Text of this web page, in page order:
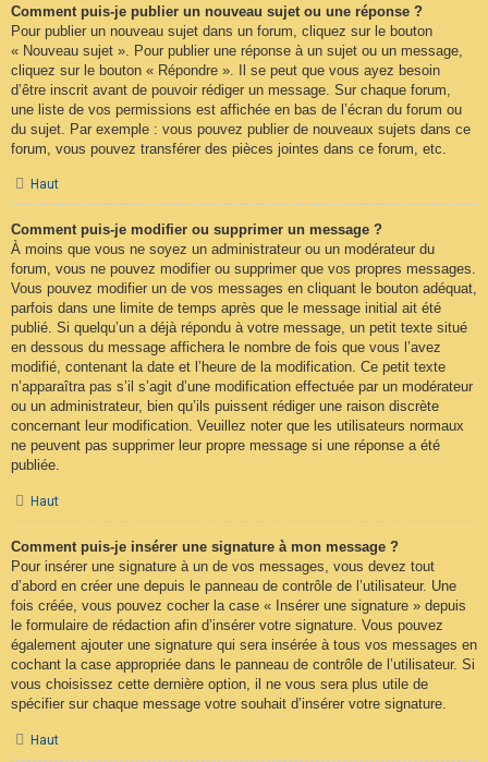
Comment puis-je publier un nouveau sujet ou une réponse ?
Pour publier un nouveau sujet dans un forum, cliquez sur le bouton
« Nouveau sujet ». Pour publier une réponse à un sujet ou un message,
cliquez sur le bouton « Répondre ». Il se peut que vous ayez besoin
d’être inscrit avant de pouvoir rédiger un message. Sur chaque forum,
une liste de vos permissions est affichée en bas de l’écran du forum ou
du sujet. Par exemple : vous pouvez publier de nouveaux sujets dans ce
forum, vous pouvez transférer des pièces jointes dans ce forum, etc.
Haut
Comment puis-je modifier ou supprimer un message ?
À moins que vous ne soyez un administrateur ou un modérateur du
forum, vous ne pouvez modifier ou supprimer que vos propres messages.
Vous pouvez modifier un de vos messages en cliquant le bouton adéquat,
parfois dans une limite de temps après que le message initial ait été
publié. Si quelqu’un a déjà répondu à votre message, un petit texte situé
en dessous du message affichera le nombre de fois que vous l’avez
modifié, contenant la date et l’heure de la modification. Ce petit texte
n’apparaîtra pas s’il s’agit d’une modification effectuée par un modérateur
ou un administrateur, bien qu’ils puissent rédiger une raison discrète
concernant leur modification. Veuillez noter que les utilisateurs normaux
ne peuvent pas supprimer leur propre message si une réponse a été
publiée.
Haut
Comment puis-je insérer une signature à mon message ?
Pour insérer une signature à un de vos messages, vous devez tout
d’abord en créer une depuis le panneau de contrôle de l’utilisateur. Une
fois créée, vous pouvez cocher la case « Insérer une signature » depuis
le formulaire de rédaction afin d’insérer votre signature. Vous pouvez
également ajouter une signature qui sera insérée à tous vos messages en
cochant la case appropriée dans le panneau de contrôle de l’utilisateur. Si
vous choisissez cette dernière option, il ne vous sera plus utile de
spécifier sur chaque message votre souhait d’insérer votre signature.
Haut